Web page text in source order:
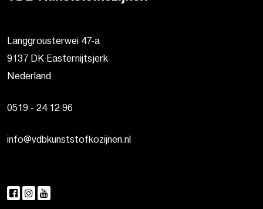
Langgrousterwei 47-a
9137 DK Easternijtsjerk
Nederland
0519 - 24 12 96
info@vdbkunststofkozijnen.nl